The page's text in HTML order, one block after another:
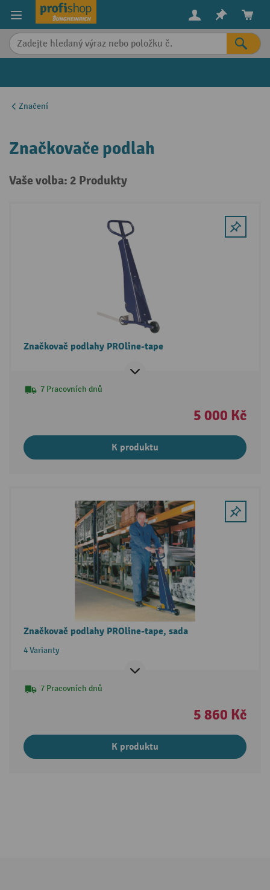
content
Značení
Značkovače podlah
Vaše volba: 2 Produkty
Značkovač podlahy PROline-tape
7 Pracovních dnů
5 000 Kč
K produktu
Značkovač podlahy PROline-tape, sada
4 Varianty
7 Pracovních dnů
5 860 Kč
K produktu